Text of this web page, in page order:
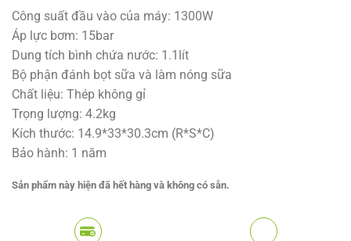
dựa trên
đánh giá
Công suất đầu vào của máy: 1300W
Áp lực bơm: 15bar
Dung tích bình chứa nước: 1.1lít
Bộ phận đánh bọt sữa và làm nóng sữa
Chất liệu: Thép không gỉ
Trọng lượng: 4.2kg
Kích thước: 14.9*33*30.3cm (R*S*C)
Bảo hành: 1 năm
Sản phẩm này hiện đã hết hàng và không có sẵn.